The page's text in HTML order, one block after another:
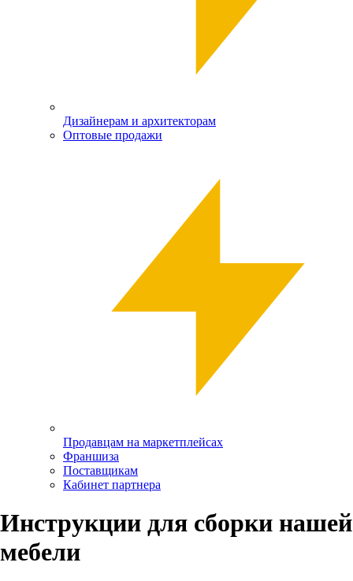
Дизайнерам и архитекторам
Оптовые продажи
Продавцам на маркетплейсах
Франшиза
Поставщикам
Кабинет партнера
Инструкции для сборки нашей
мебели